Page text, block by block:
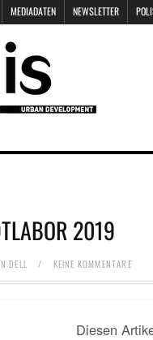
MEDIADATEN NEWSLETTER
2019
DELL / KEINE KOMMENTARE
Diesen